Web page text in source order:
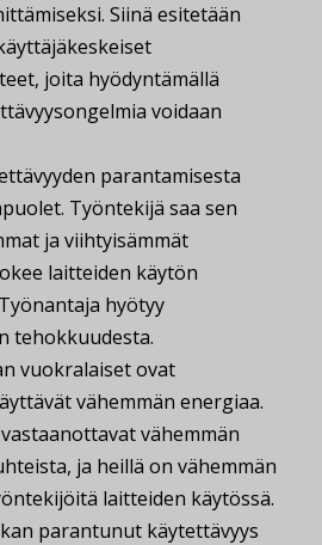
Siinä esitetään
joita hyödyntämällä
voidaan
parantamisesta
Työntekijä saa sen
ja viihtyisämmät
laitteiden käytön
hyötyy
tehokkuudesta.
vuokralaiset ovat
vähemmän energiaa.
vähemmän
ja heillä on vähemmän
laitteiden käytössä.
parantunut käytettävyys